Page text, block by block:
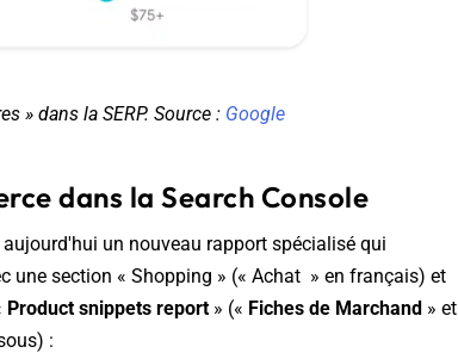
» dans la SERP. Source : Google
dans la Search Console
un nouveau rapport spécialisé qui
une section « Shopping » (« Achat » en français) et
Product snippets report» (« Fiches de Marchand » et
: